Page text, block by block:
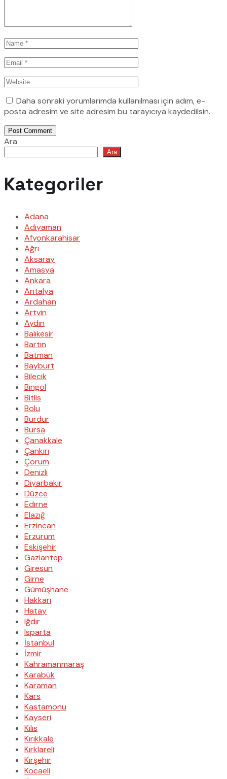
Daha sonraki yorumlarımda kullanılması için adım, e-
posta adresim ve site adresim bu tarayıcıya kaydedilsin.
Post Comment
Ara
Ara
Kategoriler
Adana
Adıyaman
Afyonkarahisar
Ağrı
Aksaray
Amasya
Ankara
Antalya
Ardahan
Artvin
Aydın
Balıkesir
Bartın
Batman
Bayburt
Bilecik
Bingöl
Bitlis
Bolu
Burdur
Bursa
Çanakkale
Çankırı
Çorum
Denizli
Diyarbakır
Düzce
Edirne
Elazığ
Erzincan
Erzurum
Eskişehir
Gaziantep
Giresun
Girne
Gümüşhane
Hakkari
Hatay
Iğdır
Isparta
İstanbul
İzmir
Kahramanmaraş
Karabük
Karaman
Kars
Kastamonu
Kayseri
Kilis
Kırıkkale
Kırklareli
Kırşehir
Kocaeli